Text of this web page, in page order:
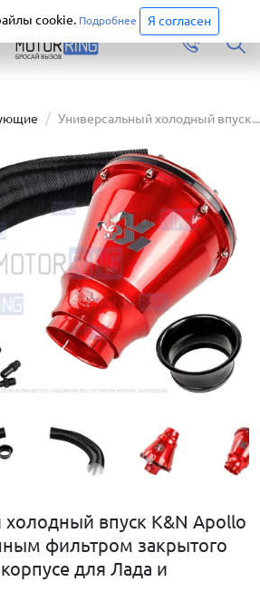
Перейти
Универсальный холодный впуск...
впуск K&N Apollo
фильтром закрытого
для Лада и
cookie. Подробнее Я согласен